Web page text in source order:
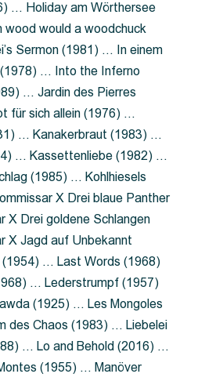
… Holiday am Wörthersee
would a woodchuck
Sermon (1981) … In einem
… Into the Inferno
… Jardin des Pierres
für sich allein (1976) …
… Kanakerbraut (1983) …
… Kassettenliebe (1982) …
(1985) … Kohlhiesels
X Drei blaue Panther
X Drei goldene Schlangen
X Jagd auf Unbekannt
… Last Words (1968)
… Lederstrumpf (1957)
(1925) … Les Mongoles
des Chaos (1983) … Liebelei
… Lo and Behold (2016) …
(1955) … Manöver